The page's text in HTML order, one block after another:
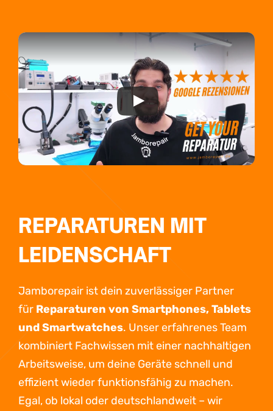
REPARATUREN MIT
LEIDENSCHAFT
Jamborepair ist dein zuverlässiger Partner
für Reparaturen von Smartphones, Tablets
und Smartwatches. Unser erfahrenes Team
kombiniert Fachwissen mit einer nachhaltigen
Arbeitsweise, um deine Geräte schnell und
effizient wieder funktionsfähig zu machen.
Egal, ob lokal oder deutschlandweit – wir